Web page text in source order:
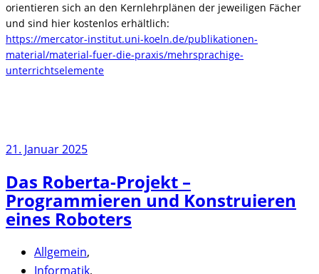
orientieren sich an den Kernlehrplänen der jeweiligen Fächer
und sind hier kostenlos erhältlich:
https://mercator-institut.uni-koeln.de/publikationen-
material/material-fuer-die-praxis/mehrsprachige-
unterrichtselemente
21. Januar 2025
Das Roberta-Projekt –
Programmieren und Konstruieren
eines Roboters
Allgemein,
Informatik,